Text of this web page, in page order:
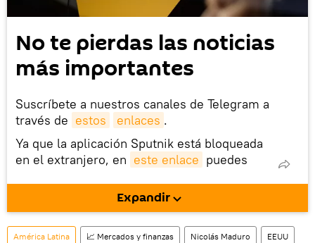
No te pierdas las noticias
más importantes
Suscríbete a nuestros canales de Telegram a
través de estos enlaces .
Ya que la aplicación Sputnik está bloqueada
en el extranjero, en este enlace puedes
móvil (¡solo para Android!).
También tenemos una cuenta en la red
social rusa VK .
Expandir
América Latina 📈 Mercados y finanzas Nicolás Maduro EEUU